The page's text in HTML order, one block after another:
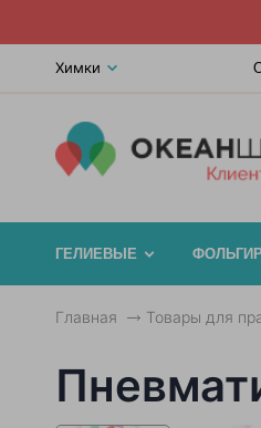
Химки
ГЕЛИЕВЫЕ
Главная Товары для